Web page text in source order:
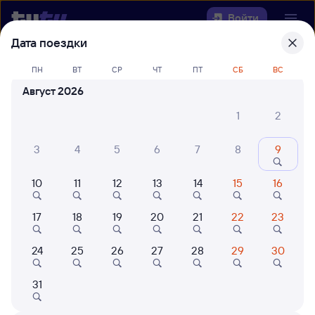
Войти
Выберите день, чтобы найтиж/д
билеты Чердаклы — Возрождение
Куда
Когда
Кто едет
Найти поезда
Дата поездки
ПН ВТ СР ЧТ ПТ СБ ВС
Август 2026
1
2
3 4 5 6 7 8 9
10 11 12 13 14 15 16
17 18 19 20 21 22 23
24 25 26 27 28 29 30
31